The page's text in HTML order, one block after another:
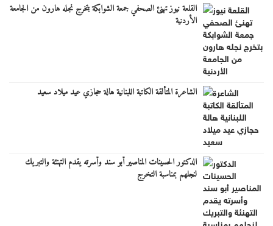
القلعة نيوز تهنئ الصحفي جمعة الشوابكة بتخرج نجله هارون من الجامعة
الأردنية
الشاعرة المتألقة الكاتبة اللبنانية هالة حجازي عيد ميلاد سعيد
الدكتور الحسينات المناصير أبو سند وأسرته يقدم التهنئة والتبريك
لنجلهم بمناسبة التخرج